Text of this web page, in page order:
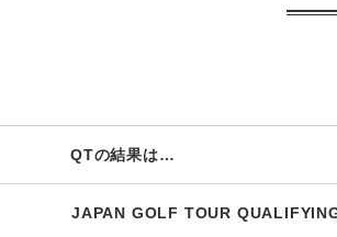
QTの結果は…
JAPAN GOLF TOUR